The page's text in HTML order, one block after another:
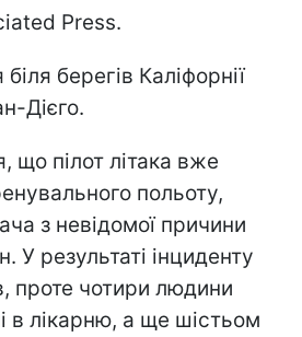
Press.
берегів Каліфорнії
Дієго.
що пілот літака вже
польоту,
з невідомої причини
У результаті інциденту
проте чотири людини
в лікарню, а ще шістьом